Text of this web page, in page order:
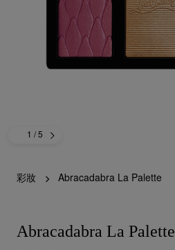
1 / 5
彩妝 Abracadabra La Palette
Abracadabra La Palette